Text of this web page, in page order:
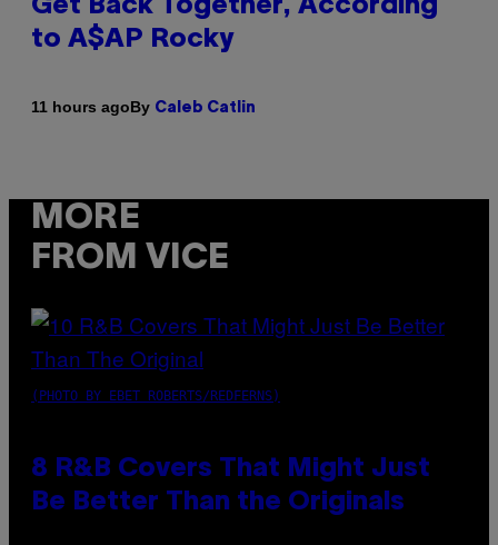
Get Back Together, According
to A$AP Rocky
11 hours agoBy Caleb Catlin
MORE
FROM VICE
(PHOTO BY EBET ROBERTS/REDFERNS)
8 R&B Covers That Might Just
Be Better Than the Originals